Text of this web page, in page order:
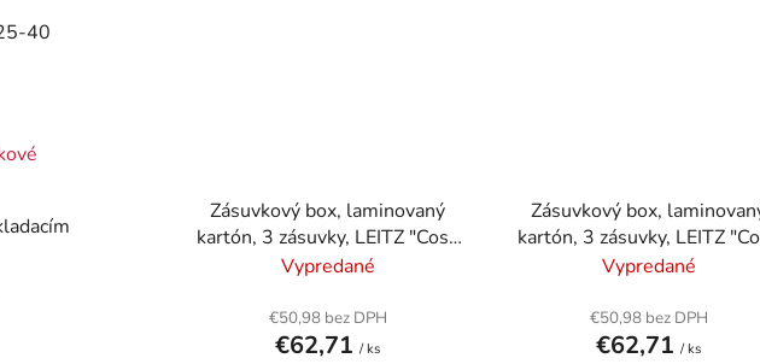
40
Zásuvkový box, laminovaný
kartón, 3 zásuvky, LEITZ "Cosy
Click&Store", pokojná modrá
Vypredané
€50,98 bez DPH
€62,71/ ks
Zásuvkový box,
kartón, 3 zásuvky, LEITZ
Click&Store", zamatová sivá
Vypredané
€50,98 bez DPH
€62,71/ ks